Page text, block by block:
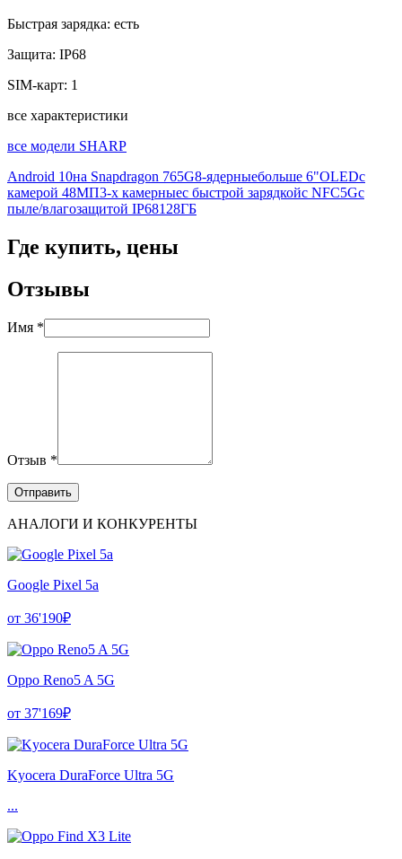
Быстрая зарядка: есть
Защита: IP68
SIM-карт: 1
все характеристики
все модели SHARP
Android 10на Snapdragon 765G8-ядерныебольше 6"OLEDс
камерой 48МП3-х камерныес быстрой зарядкойс NFC5Gс
пыле/влагозащитой IP68128ГБ
Где купить, цены
Отзывы
Имя *
Отзыв *
АНАЛОГИ И КОНКУРЕНТЫ
Google Pixel 5a
от 36'190₽
Oppo Reno5 A 5G
от 37'169₽
Kyocera DuraForce Ultra 5G
...